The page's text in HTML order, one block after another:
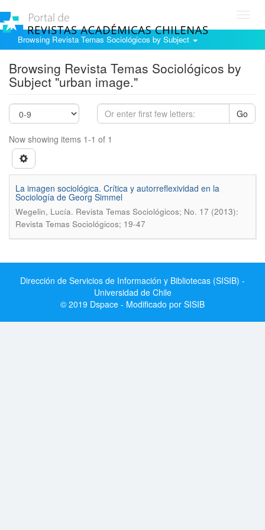
Browsing Revista Temas Sociológicos by Subject
Browsing Revista Temas Sociológicos by
Subject "urban image."
Go
Now showing items 1-1 of 1
La imagen sociológica. Crí­tica y autorreflexividad en la
Sociologí­a de Georg Simmel
Wegelin, Lucí­a. Revista Temas Sociológicos; No. 17 (2013):
Revista Temas Sociológicos; 19-47
Dirección de Servicios de Información y Bibliotecas (SISIB) -
Universidad de Chile
© 2019 Dspace - Modificado por SISIB